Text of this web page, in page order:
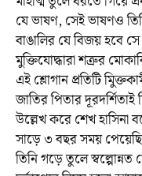
যে ভাষণ, সেই ভাষণও
বাঙালির যে বিজয় হবে
মুক্তিযোদ্ধারা শত্রুর
এই শ্লোগান প্রতিটি
জাতির পিতার
উল্লেখ করে শেখ হাসিনা
সাড়ে ৩ বছর সময়
তিনি গড়ে তুলে স্বল্পোন্নত